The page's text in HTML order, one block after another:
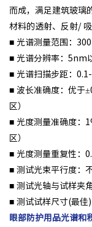
而成，满足建筑玻璃
材料的透射、反射/
■ 光谱测量范围：
■ 光谱分辨率：5nm
■ 光谱扫描步距：
■ 波长准确度：优于
区）
■ 光度测量准确度：
区）
■ 光度测量重复性：
■ 测试光束平行度：
■ 测试光轴与试样夹
■ 测试试样尺寸(最佳
眼部防护用品光谱和